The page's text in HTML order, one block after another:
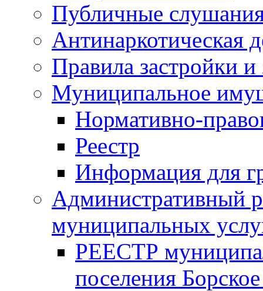
Публичные
Антинаркотическая
Правила застройки
Муниципальное
Нормативно-
Реестр
Информация для
Административный
муниципальных
РЕЕСТР
поселения